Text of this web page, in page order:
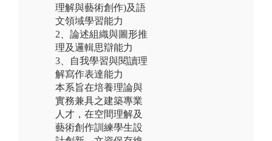
理解與藝術創作)及語
文領域學習能力
2、論述組織與圖形推
理及邏輯思辯能力
3、自我學習與閱讀理
解寫作表達能力
本系旨在培養理論與
實務兼具之建築專業
人才，在空間理解及
藝術創作訓練學生設